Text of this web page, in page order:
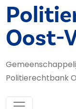
Oost-
Politierechtbank